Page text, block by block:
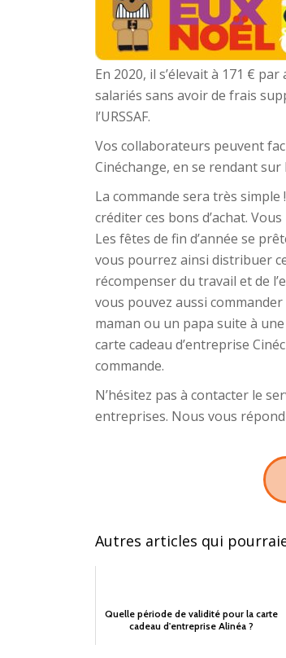
En 2020, il s’élevait à 171 €
salariés sans avoir de frais
l’URSSAF.
Vos collaborateurs peuvent
Cinéchange, en se rendant sur
La commande sera très
créditer ces bons d’achat.
Les fêtes de fin d’année se
vous pourrez ainsi distribuer
récompenser du travail et de
vous pouvez aussi
maman ou un papa suite à
carte cadeau d’entreprise
commande.
N’hésitez pas à contacter le
entreprises. Nous vous
Autres articles qui
Quelle période de validité pour la carte
cadeau d'entreprise Alinéa ?